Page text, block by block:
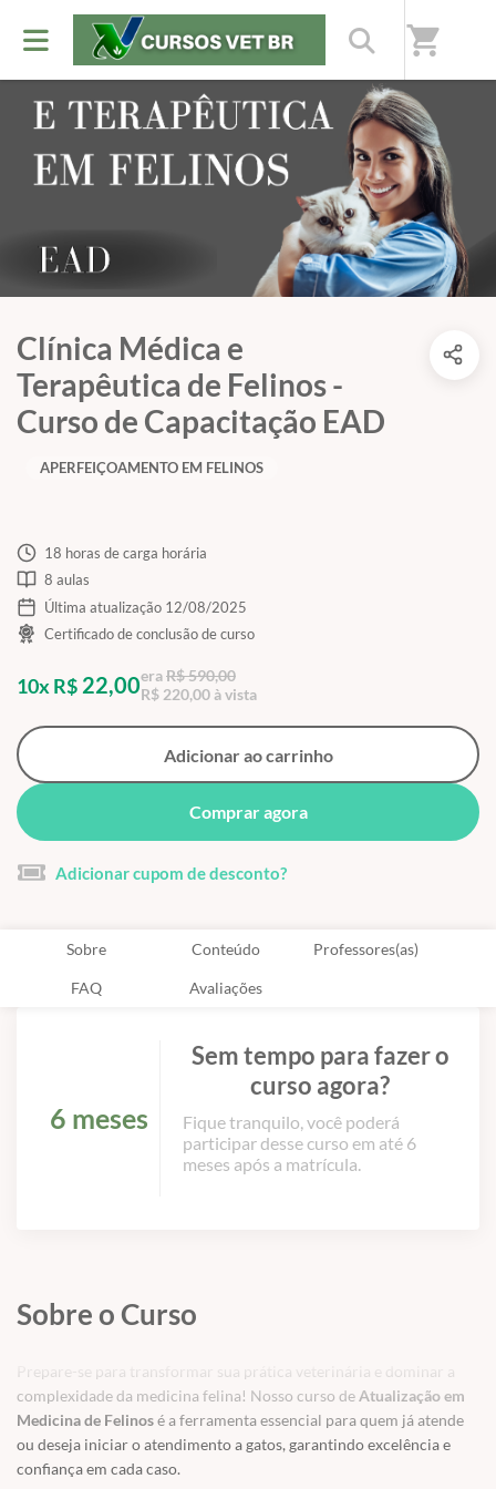
shopping_cart
Clínica Médica e
Terapêutica de Felinos -
Curso de Capacitação EAD
APERFEIÇOAMENTO EM FELINOS
18 horas de carga horária
8 aulas
Última atualização 12/08/2025
Certificado de conclusão de curso
10x R$ 22,00eraR$ 590,00
R$ 220,00 à vista
Adicionar ao carrinho
Comprar agora
Adicionar cupom de desconto?
Sobre Conteúdo Professores(as)
FAQ Avaliações
6 meses
Sem tempo para fazer o
curso agora?
Fique tranquilo, você poderá
participar desse curso em até 6
meses após a matrícula.
Sobre o Curso
Prepare-se para transformar sua prática veterinária e dominar a
complexidade da medicina felina! Nosso curso deAtualização em
Medicina de Felinosé a ferramenta essencial para quem já atende
ou deseja iniciar o atendimento a gatos, garantindo excelência e
confiança em cada caso.